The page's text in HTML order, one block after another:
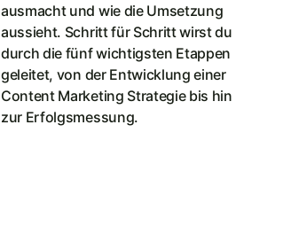
ausmacht und wie die Umsetzung
aussieht. Schritt für Schritt wirst du
durch die fünf wichtigsten Etappen
geleitet, von der Entwicklung einer
Content Marketing Strategie bis hin
zur Erfolgsmessung.